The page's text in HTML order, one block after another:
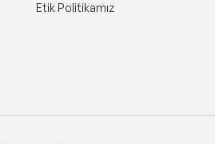
Etik Politikamız